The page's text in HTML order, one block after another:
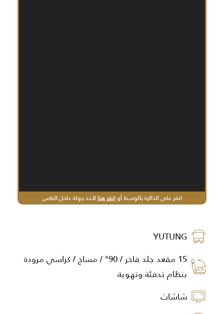
انقر على الدائرة بالوسط أوانقر هنا لأخذ جولة داخل الباص
YUTUNG
15 مقعد جلد فاخر / 90° / مساج / كراسي مزودة
بنظام تدفئة وتهوية
شاشات